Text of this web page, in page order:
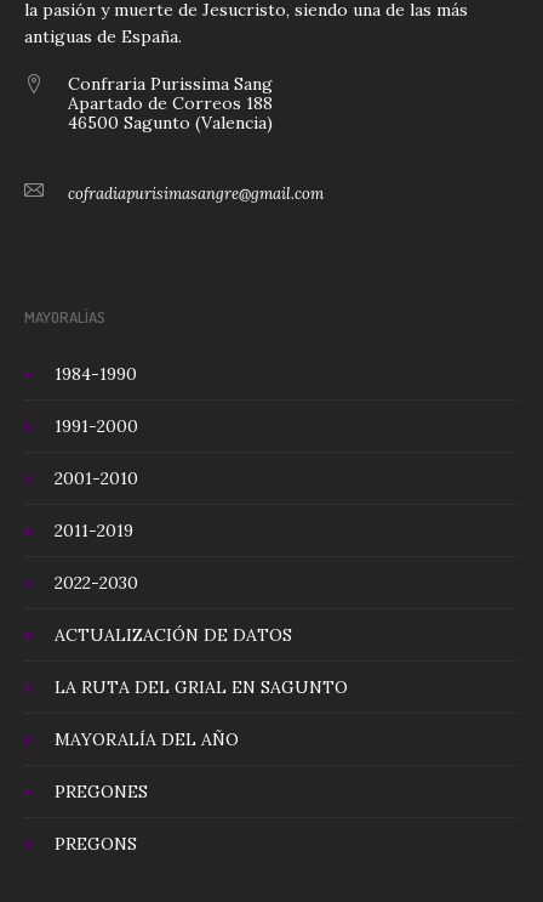
la pasión y muerte de Jesucristo, siendo una de las más
antiguas de España.
Confraria Purissima Sang
Apartado de Correos 188
46500 Sagunto (Valencia)
cofradiapurisimasangre@gmail.com
MAYORALÍAS
1984-1990
1991-2000
2001-2010
2011-2019
2022-2030
ACTUALIZACIÓN DE DATOS
LA RUTA DEL GRIAL EN SAGUNTO
MAYORALÍA DEL AÑO
PREGONES
PREGONS